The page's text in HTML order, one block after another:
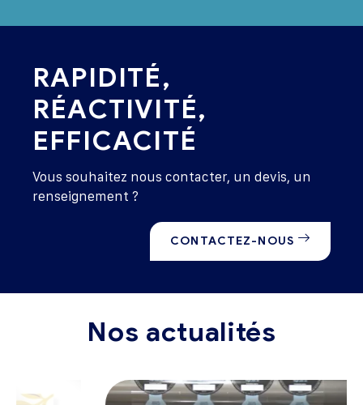
RAPIDITÉ,
RÉACTIVITÉ,
EFFICACITÉ
Vous souhaitez nous contacter, un devis, un
renseignement ?
CONTACTEZ-NOUS
Nos actualités